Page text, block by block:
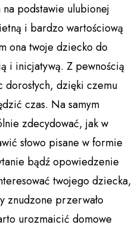
na podstawie ulubionej
i bardzo wartościową
ona twoje dziecko do
i inicjatywą. Z pewnością
dzięki czemu
czas. Na samym
zdecydować, jak w
słowo pisane w formie
bądź opowiedzenie
twojego dziecka,
znudzone przerwało
urozmaicić domowe